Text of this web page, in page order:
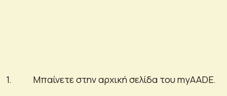
1. Μπαίνετε στην αρχική σελίδα του myAADE.